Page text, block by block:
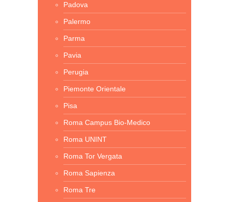
Padova
Palermo
Parma
Pavia
Perugia
Piemonte Orientale
Pisa
Roma Campus Bio-Medico
Roma UNINT
Roma Tor Vergata
Roma Sapienza
Roma Tre